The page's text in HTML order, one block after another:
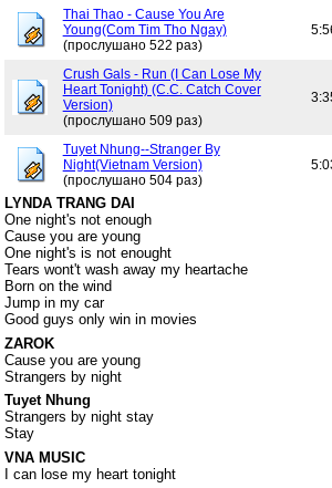
Thai Thao - Cause You Are
Young(Com Tim Tho Ngay)
(прослушано 522 раз)
Crush Gals - Run (I Can Lose My
Heart Tonight) (C.C. Catch Cover
Version)
(прослушано 509 раз)
Tuyet Nhung--Stranger By
Night(Vietnam Version)
(прослушано 504 раз)
LYNDA TRANG DAI
One night's not enough
Cause you are young
One night's is not enought
Tears wont't wash away my heartache
Born on the wind
Jump in my car
Good guys only win in movies
ZAROK
Cause you are young
Strangers by night
Tuyet Nhung
Strangers by night stay
Stay
VNA MUSIC
I can lose my heart tonight